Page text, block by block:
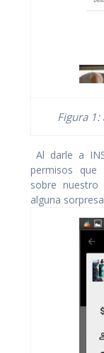
Figura
Al darle a
permisos que
sobre
alguna